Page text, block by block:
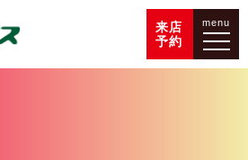
来店
予約
menu